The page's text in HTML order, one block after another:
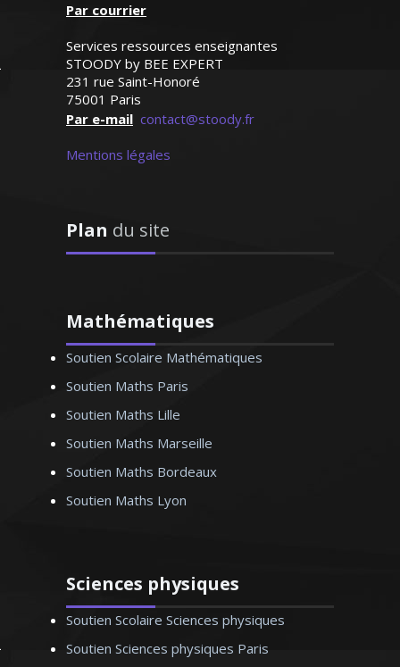
informaticien - Bordeaux
Depuis 15 ans déjà, j’enseigne les cours
de comptabilité et gestion dans les
formations spécialisées sur mesure pour
et aider mes élèves à bien réussir
Madame P. Adélaïde – Professeur de
comptabilité/gestion - Nantes
Par courrier
Services ressources enseignantes
STOODY by BEE EXPERT
231 rue Saint-Honoré
75001 Paris
Par e-mail contact@stoody.fr
Mentions légales
Plan du site
Mathématiques
Soutien Scolaire Mathématiques
Soutien Maths Paris
Soutien Maths Lille
Soutien Maths Marseille
Soutien Maths Bordeaux
Soutien Maths Lyon
Sciences physiques
Soutien Scolaire Sciences physiques
Soutien Sciences physiques Paris